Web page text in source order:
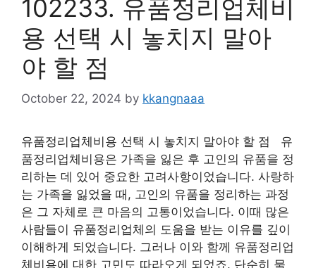
102233. 유품정리업체비
용 선택 시 놓치지 말아
야 할 점
October 22, 2024 by kkangnaaa
유품정리업체비용 선택 시 놓치지 말아야 할 점 유
품정리업체비용은 가족을 잃은 후 고인의 유품을 정
리하는 데 있어 중요한 고려사항이었습니다. 사랑하
는 가족을 잃었을 때, 고인의 유품을 정리하는 과정
은 그 자체로 큰 마음의 고통이었습니다. 이때 많은
사람들이 유품정리업체의 도움을 받는 이유를 깊이
이해하게 되었습니다. 그러나 이와 함께 유품정리업
체비용에 대한 고민도 따라오게 되었죠. 단순히 물